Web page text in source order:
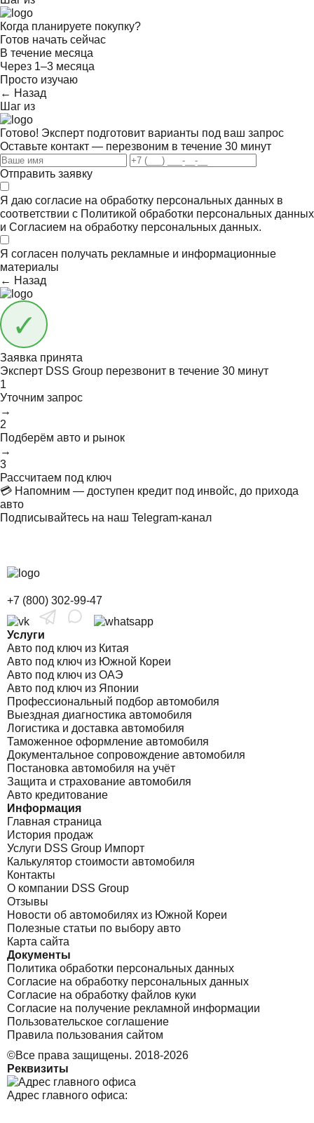
Когда планируете покупку?
Готов начать сейчас
В течение месяца
Через 1–3 месяца
Просто изучаю
← Назад
Шаг из
Готово! Эксперт подготовит варианты под ваш запрос
Оставьте контакт — перезвоним в течение 30 минут
Отправить заявку
Я даю согласие на обработку персональных данных в
соответствии с Политикой обработки персональных данных
и Согласием на обработку персональных данных.
Я согласен получать рекламные и информационные
материалы
← Назад
Заявка принята
Эксперт DSS Group перезвонит в течение 30 минут
1
Уточним запрос
→
2
Подберём авто и рынок
→
3
Рассчитаем под ключ
💳 Напомним — доступен кредит под инвойс, до прихода
авто
Подписывайтесь на наш Telegram-канал
+7 (800) 302-99-47
Услуги
Авто под ключ из Китая
Авто под ключ из Южной Кореи
Авто под ключ из ОАЭ
Авто под ключ из Японии
Профессиональный подбор автомобиля
Выездная диагностика автомобиля
Логистика и доставка автомобиля
Таможенное оформление автомобиля
Документальное сопровождение автомобиля
Постановка автомобиля на учёт
Защита и страхование автомобиля
Авто кредитование
Информация
Главная страница
История продаж
Услуги DSS Group Импорт
Калькулятор стоимости автомобиля
Контакты
О компании DSS Group
Отзывы
Новости об автомобилях из Южной Кореи
Полезные статьи по выбору авто
Карта сайта
Документы
Политика обработки персональных данных
Согласие на обработку персональных данных
Согласие на обработку файлов куки
Согласие на получение рекламной информации
Пользовательское соглашение
Правила пользования сайтом
©Все права защищены. 2018-2026
Реквизиты
Адрес главного офиса: